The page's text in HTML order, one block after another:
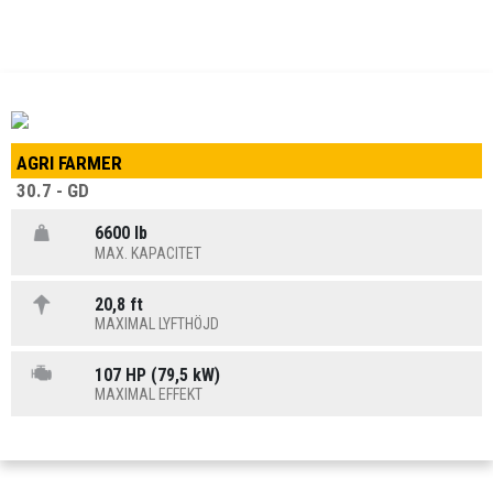
AGRI FARMER
30.7 - GD
6600 lb
MAX. KAPACITET
20,8 ft
MAXIMAL LYFTHÖJD
107 HP (79,5 kW)
MAXIMAL EFFEKT